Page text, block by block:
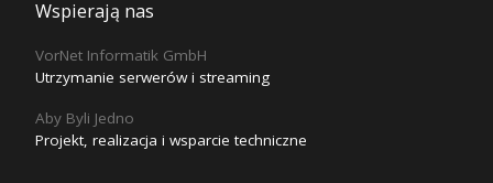
Wspierają nas
VorNet Informatik GmbH
Utrzymanie serwerów i streaming
Aby Byli Jedno
Projekt, realizacja i wsparcie techniczne